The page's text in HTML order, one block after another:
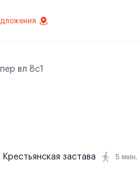
вл 8с1
Крестьянская застава 5 мин.